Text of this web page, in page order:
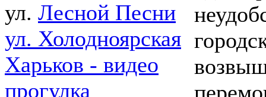
ул. Лесной Песни
ул. Холодноярская
Харьков - видео
прогулка